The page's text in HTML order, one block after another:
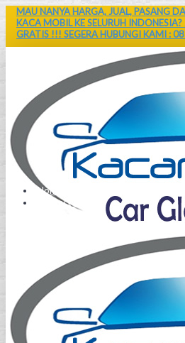
MAU NANYA HARGA, JUAL, PASANG
KACA MOBIL KE SELURUH
GRATIS !!! SEGERA HUBUNGI KAMI :
Home
Contact Us